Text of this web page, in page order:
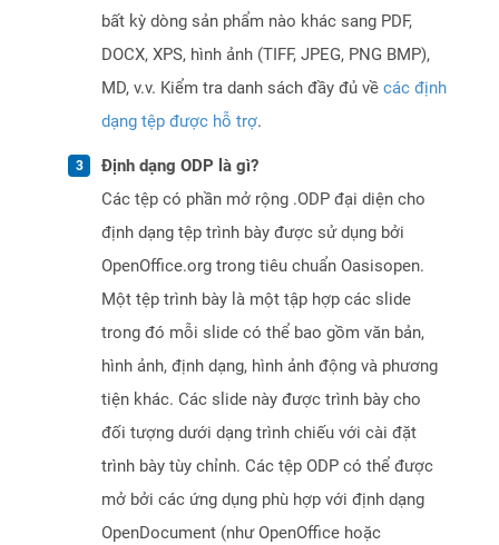
bất kỳ dòng sản phẩm nào khác sang PDF,
DOCX, XPS, hình ảnh (TIFF, JPEG, PNG BMP),
MD, v.v. Kiểm tra danh sách đầy đủ về các định
dạng tệp được hỗ trợ.
Định dạng ODP là gì?
Các tệp có phần mở rộng .ODP đại diện cho
định dạng tệp trình bày được sử dụng bởi
OpenOffice.org trong tiêu chuẩn Oasisopen.
Một tệp trình bày là một tập hợp các slide
trong đó mỗi slide có thể bao gồm văn bản,
hình ảnh, định dạng, hình ảnh động và phương
tiện khác. Các slide này được trình bày cho
đối tượng dưới dạng trình chiếu với cài đặt
trình bày tùy chỉnh. Các tệp ODP có thể được
mở bởi các ứng dụng phù hợp với định dạng
OpenDocument (như OpenOffice hoặc